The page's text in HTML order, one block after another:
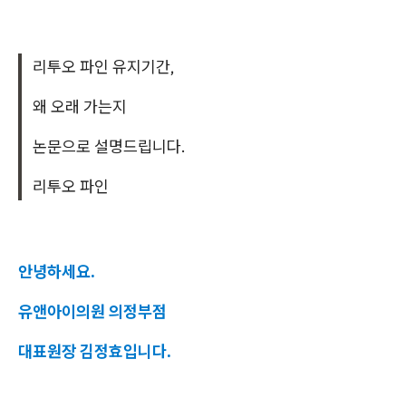
리투오 파인 유지기간,
왜 오래 가는지
논문으로 설명드립니다.
리투오 파인
안녕하세요.
유앤아이의원 의정부점
대표원장 김정효입니다.